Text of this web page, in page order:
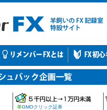
羊GMOクリック証券